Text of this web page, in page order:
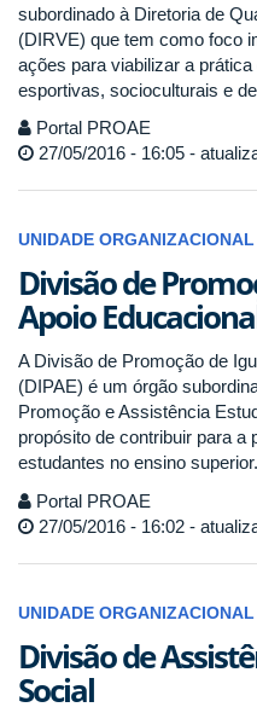
subordinado à Diretoria de
(DIRVE) que tem como foco
ações para viabilizar a
esportivas, socioculturais e
Portal PROAE
27/05/2016 - 16:05 -
UNIDADE ORGANIZACIONAL
Divisão de
Apoio
A Divisão de Promoção de
(DIPAE) é um órgão
Promoção e Assistência
propósito de contribuir para a
estudantes no ensino superior.
Portal PROAE
27/05/2016 - 16:02 -
UNIDADE ORGANIZACIONAL
Divisão de
Social